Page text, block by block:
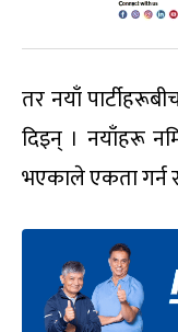
तर नयाँ
दिइन् । नयाँहरू
भएकाले एकता गर्न